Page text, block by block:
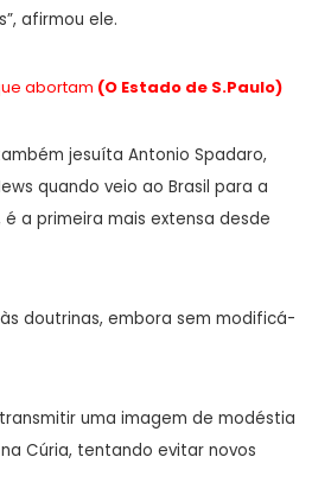
afirmou ele.
abortam (O Estado de S.Paulo)
jesuíta Antonio Spadaro,
quando veio ao Brasil para a
a primeira mais extensa desde
doutrinas, embora sem modificá-
uma imagem de modéstia
Cúria, tentando evitar novos